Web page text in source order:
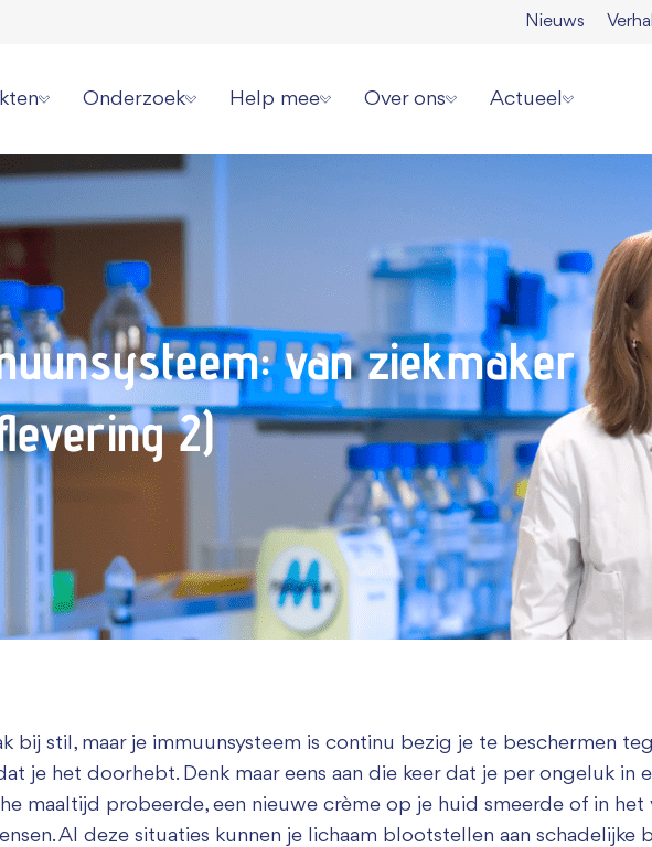
Nieuws
spierziekte
alle spierziekten
verhalen
spierziekte jou overkomen?
voor patiënten
Onderzoek
Onze onderzoeksstrategie
Overzicht alle onderzoeken
Videoserie onderzoek
Informatie voor onderzoekers
Help mee
Direct doneren
Aanmelden evenement
Collecteren
Grote gift geven
Periodiek schenken
Zakelijk bijdragen
Over ons
Jaarverslagen en cijfers
Ambassadeurs
Werken bij ons
Donatie wijzigen of opzeggen
Contact
Actueel
Aanmelden
Onze Spierkrant
Pers en media
van ziekmaker
2)
bij stil, maar je immuunsysteem is continu bezig je te beschermen
je het doorhebt. Denk maar eens aan die keer dat je per ongeluk in
maaltijd probeerde, een nieuwe crème op je huid smeerde of in
Al deze situaties kunnen je lichaam blootstellen aan schadelijke